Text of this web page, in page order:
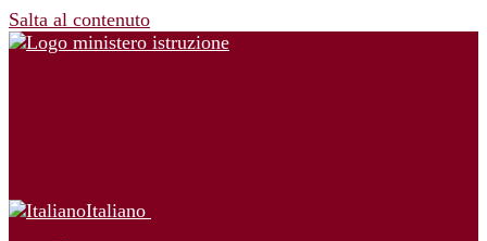
Salta al contenuto
Italiano